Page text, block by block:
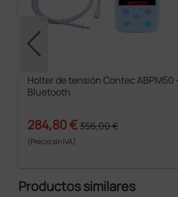
Holter de tensión Contec
Bluetooth
284,80 €356,00 €
(Precio sin IVA)
Productos similares